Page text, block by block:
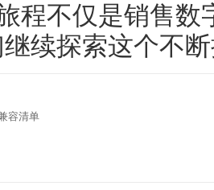
程不仅是销售
续探索这个不
容清单